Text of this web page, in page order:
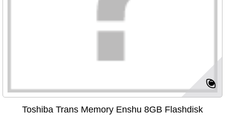
Toshiba Trans Memory Enshu 8GB Flashdisk